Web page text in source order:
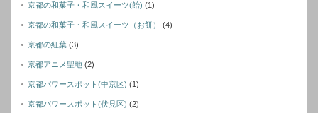
京都の和菓子・和風スイーツ(飴) (1)
京都の和菓子・和風スイーツ（お餅） (4)
京都の紅葉 (3)
京都アニメ聖地 (2)
京都パワースポット(中京区) (1)
京都パワースポット(伏見区) (2)